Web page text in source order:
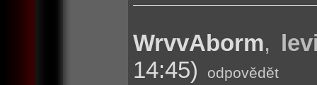
WrvvAborm,
14:45)
odpovědět